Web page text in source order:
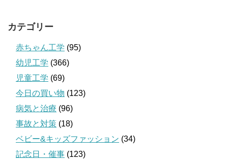
カテゴリー
赤ちゃん工学 (95)
幼児工学 (366)
児童工学 (69)
今日の買い物 (123)
病気と治療 (96)
事故と対策 (18)
ベビー&キッズファッション (34)
記念日・催事 (123)